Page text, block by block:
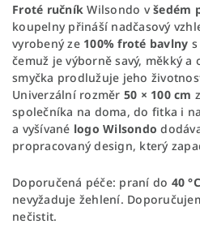
Froté ručníkWilsondo všedém
koupelny přináší nadčasový
vyrobený ze100% froté bavlny
čemuž je výborně savý, měkký a
smyčka prodlužuje jeho
Univerzální rozměr 50 × 100 cm
společníka na doma, do fitka i
a vyšívané logo Wilsondo
propracovaný design, který
Doporučená péče: praní do 40 °C
nevyžaduje žehlení.
nečistit.